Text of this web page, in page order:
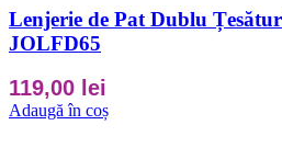
Lenjerie de Pat Dublu
JOLFD65
119,00 lei
Adaugă în coș